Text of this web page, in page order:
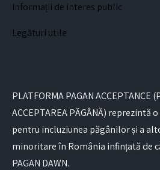
Informații de interes public
Legături utile
PLATFORMA PAGAN ACCEPTANCE
ACCEPTAREA PĂGÂNĂ) reprezintă
pentru incluziunea păgânilor și a
minoritare în România infințată de
PAGAN DAWN.